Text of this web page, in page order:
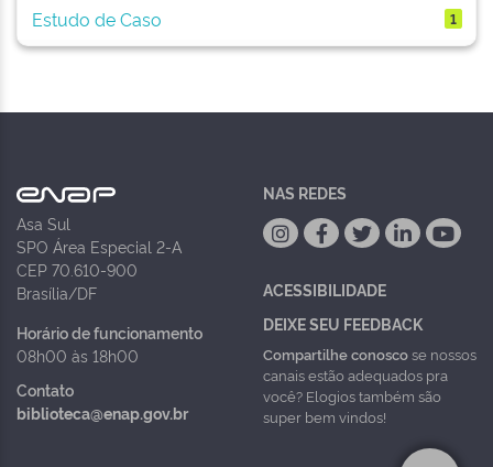
Estudo de Caso
1
Asa Sul
SPO Área Especial 2-A
CEP 70.610-900
Brasília/DF
Horário de funcionamento
08h00 às 18h00
Contato
biblioteca@enap.gov.br
NAS REDES
ACESSIBILIDADE
DEIXE SEU FEEDBACK
Compartilhe conoscose nossos
canais estão adequados pra
você? Elogios também são
super bem vindos!